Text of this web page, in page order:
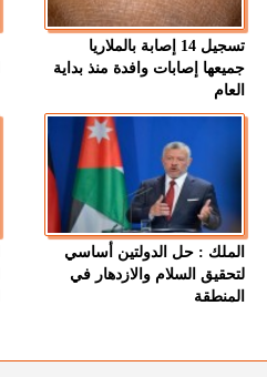
تسجيل 14 إصابة بالملاريا
جميعها إصابات وافدة منذ بداية
العام
الملك : حل الدولتين أساسي
لتحقيق السلام والازدهار في
المنطقة